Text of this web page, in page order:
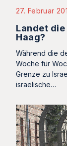
27. Februar
Landet
Haag?
Während die
Woche für
Grenze zu
israelische…